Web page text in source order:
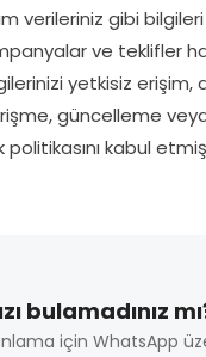
verileriniz gibi
ve teklifler
yetkisiz
güncelleme
politikasını kabul
bulamadınız
için WhatsApp